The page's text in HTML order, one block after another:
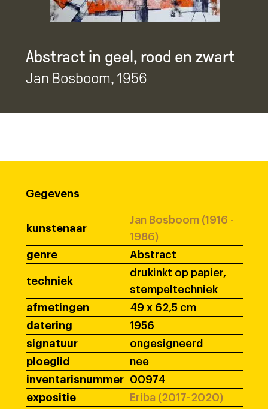
Abstract in geel, rood en zwart
Jan Bosboom, 1956
Gegevens
kunstenaar
Jan Bosboom (1916 -
1986)
genre
Abstract
techniek
drukinkt op papier,
stempeltechniek
afmetingen
49 x 62,5 cm
datering
1956
signatuur
ongesigneerd
ploeglid
nee
inventarisnummer
00974
expositie
Eriba (2017-2020)